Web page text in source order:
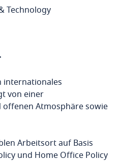
Technology
internationales
von einer
Atmosphäre sowie
Arbeitsort auf Basis
und Home Office Policy